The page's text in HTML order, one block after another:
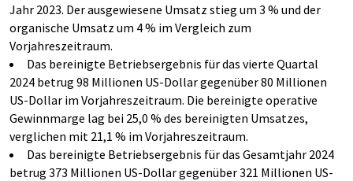
Jahr 2023. Der ausgewiesene Umsatz stieg um 3 % und der
organische Umsatz um 4 % im Vergleich zum
Vorjahreszeitraum.
Das bereinigte Betriebsergebnis für das vierte Quartal
2024 betrug 98 Millionen US-Dollar gegenüber 80 Millionen
US-Dollar im Vorjahreszeitraum. Die bereinigte operative
Gewinnmarge lag bei 25,0 % des bereinigten Umsatzes,
verglichen mit 21,1 % im Vorjahreszeitraum.
Das bereinigte Betriebsergebnis für das Gesamtjahr 2024
betrug 373 Millionen US-Dollar gegenüber 321 Millionen US-